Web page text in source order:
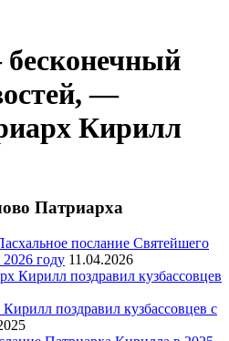
—
Кирилл
Патриарха
послание Святейшего
году 11.04.2026
поздравил кузбассовцев с